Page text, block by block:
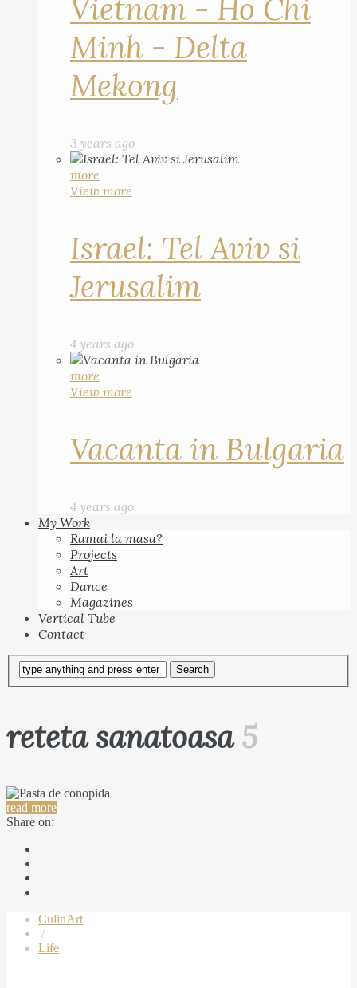
Vietnam - Ho Chi
Minh - Delta
Mekong
3 years ago
more
View more
Israel: Tel Aviv si
Jerusalim
4 years ago
more
View more
Vacanta in Bulgaria
4 years ago
My Work
Ramai la masa?
Projects
Art
Dance
Magazines
Vertical Tube
Contact
reteta sanatoasa5
read more
Share on:
CulinArt
/
Life